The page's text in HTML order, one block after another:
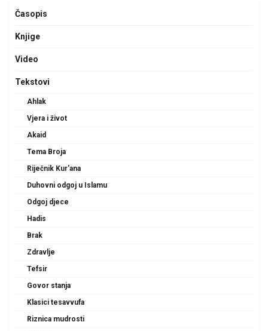
Časopis
Knjige
Video
Tekstovi
Ahlak
Vjera i život
Akaid
Tema Broja
Riječnik Kur'ana
Duhovni odgoj u Islamu
Odgoj djece
Hadis
Brak
Zdravlje
Tefsir
Govor stanja
Klasici tesavvufa
Riznica mudrosti